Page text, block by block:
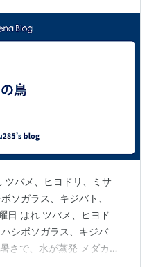
バメ、ヒヨドリ、ミサ
ソガラス、キジバト、
日 はれ ツバメ、ヒヨド
シボソガラス、キジバ
さで、水が蒸発 メダカの